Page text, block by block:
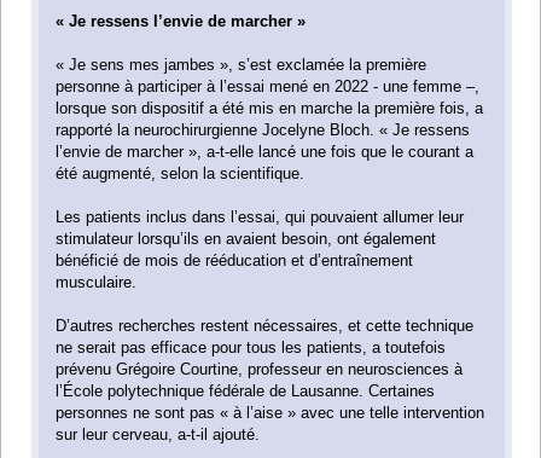
« Je ressens l’envie de marcher »
« Je sens mes jambes », s’est exclamée la première
personne à participer à l’essai mené en 2022 - une femme –,
lorsque son dispositif a été mis en marche la première fois, a
rapporté la neurochirurgienne Jocelyne Bloch. « Je ressens
l’envie de marcher », a-t-elle lancé une fois que le courant a
été augmenté, selon la scientifique.
Les patients inclus dans l’essai, qui pouvaient allumer leur
stimulateur lorsqu’ils en avaient besoin, ont également
bénéficié de mois de rééducation et d’entraînement
musculaire.
D’autres recherches restent nécessaires, et cette technique
ne serait pas efficace pour tous les patients, a toutefois
prévenu Grégoire Courtine, professeur en neurosciences à
l’École polytechnique fédérale de Lausanne. Certaines
personnes ne sont pas « à l’aise » avec une telle intervention
sur leur cerveau, a-t-il ajouté.